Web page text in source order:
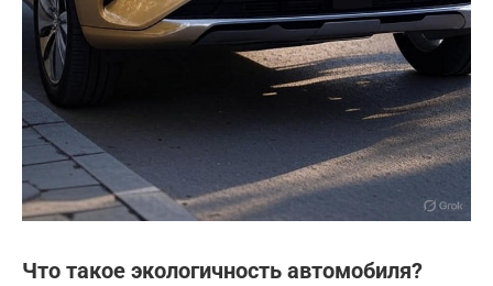
Что такое экологичность автомобиля?